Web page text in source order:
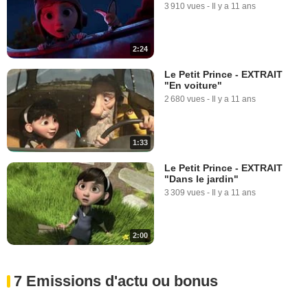
2:24
3 910 vues - Il y a 11 ans
1:33
Le Petit Prince - EXTRAIT
"En voiture"
2 680 vues - Il y a 11 ans
2:00
Le Petit Prince - EXTRAIT
"Dans le jardin"
3 309 vues - Il y a 11 ans
7 Emissions d'actu ou bonus